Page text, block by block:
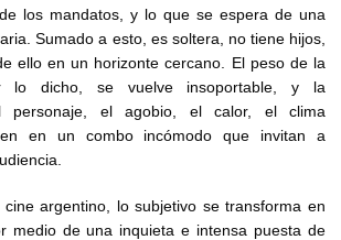
los mandatos, y lo que se espera de una
Sumado a esto, es soltera, no tiene hijos,
ello en un horizonte cercano. El peso de la
lo dicho, se vuelve insoportable, y la
personaje, el agobio, el calor, el clima
en un combo incómodo que invitan a
argentino, lo subjetivo se transforma en
medio de una inquieta e intensa puesta de